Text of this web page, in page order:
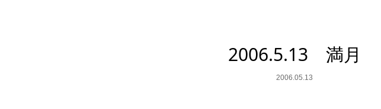
2006.5.13 満月
2006.05.13